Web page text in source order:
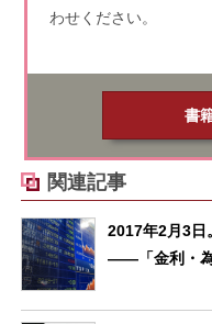
わせください。
書
関連記事
2017年2月3日
――「金利・為